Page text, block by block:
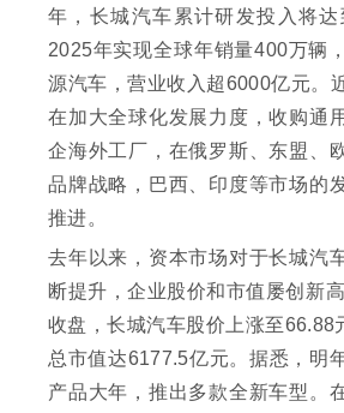
年，长城汽车累计研发投入将达
2025年实现全球年销量400万辆
源汽车，营业收入超6000亿元。
在加大全球化发展力度，收购通
企海外工厂，在俄罗斯、东盟、
品牌战略，巴西、印度等市场的
推进。
去年以来，资本市场对于长城汽
断提升，企业股价和市值屡创新
收盘，长城汽车股价上涨至66.88
总市值达6177.5亿元。据悉，明
产品大年，推出多款全新车型。